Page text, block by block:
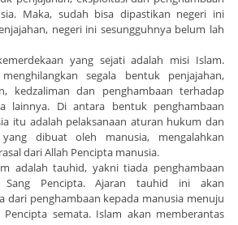
Maka, sudah bisa dipastikan negeri ini
negeri ini sesungguhnya belum lah
yang sejati adalah misi Islam.
segala bentuk penjajahan,
kedzaliman dan penghambaan terhadap
lainnya. Di antara bentuk penghambaan
itu adalah pelaksanaan aturan hukum dan
yang dibuat oleh manusia, mengalahkan
dari Allah Pencipta manusia.
adalah tauhid, yakni tiada penghambaan
Sang Pencipta. Ajaran tauhid ini akan
dari penghambaan kepada manusia menuju
Pencipta semata. Islam akan memberantas